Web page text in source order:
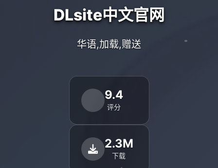
DLsite中文官网
华语,加载,赠送
9.4
评分
2.3M
下载